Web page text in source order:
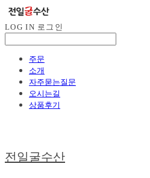
LOG IN 로그인
주문
소개
자주묻는질문
오시는길
상품후기
전일굴수산